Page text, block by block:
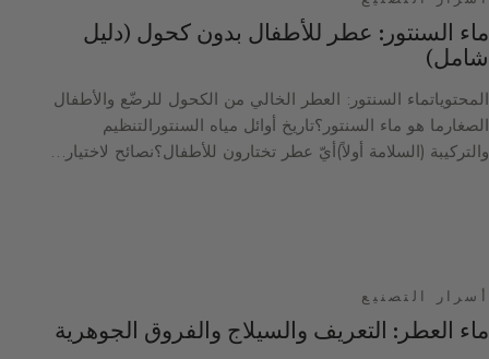
ماء السنتور: عطر للأطفال بدون كحول (دليل
شامل)
المحتوياتماء السنتور: العطر الخالي من الكحول للرضّع والأطفال
الصغارما هو ماء السنتور؟تاريخ أوائل مياه السنتورالتنظيم
والتركيبة (السلامة أولاً)أيّ عطر تختارون للأطفال؟نصائح لاختيار…
أسرار التصنيع
ماء العطر: التعريف والسيلاج والفروق الجوهرية